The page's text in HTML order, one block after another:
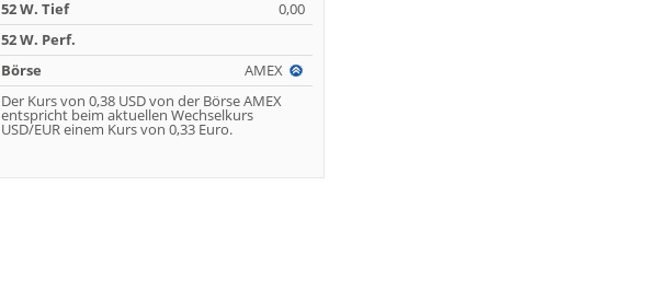
52 W. Tief
0,00
52 W. Perf.
Börse
AMEX
Der Kurs von 0,38 USD von der Börse AMEX
entspricht beim aktuellen Wechselkurs
USD/EUR einem Kurs von 0,33 Euro.